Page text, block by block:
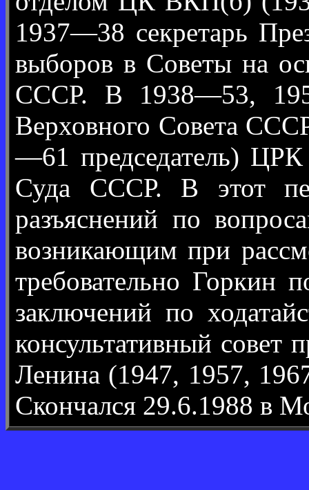
1937—38 секретарь
выборов в Советы на
СССР. В 1938—53,
Верховного Совета
—61 председатель)
Суда СССР. В этот
разъяснений по
возникающим при
требовательно Горкин
заключений по
консультативный
Ленина (1947, 1957,
Скончался 29.6.1988 в